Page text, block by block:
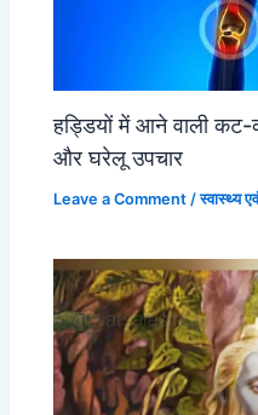
हड्डियों में आने वाली
और घरेलू उपचार
Leave a Comment /स्वास्थ्य